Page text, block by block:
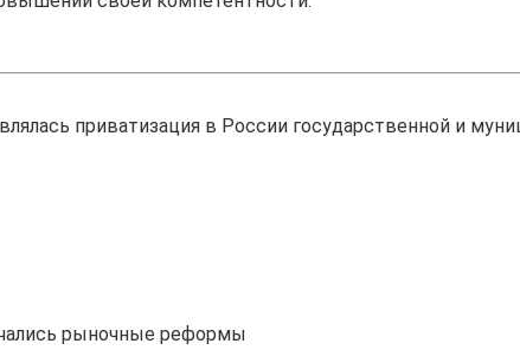
приватизация в России государственной и
рыночные реформы